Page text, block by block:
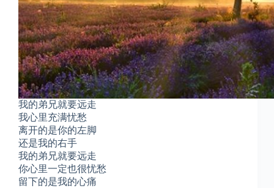
我的弟兄就要远走
我心里充满忧愁
离开的是你的左脚
还是我的右手
我的弟兄就要远走
你心里一定也很忧愁
留下的是我的心痛